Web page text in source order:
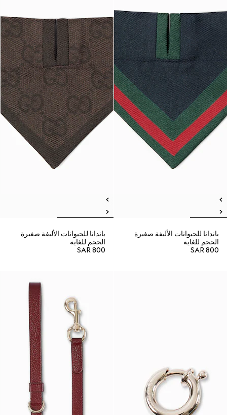
باندانا للحيوانات الأليفة صغيرة
الحجم للغاية
SAR 800
باندانا للحيوانات الأليفة صغيرة
الحجم للغاية
SAR 800